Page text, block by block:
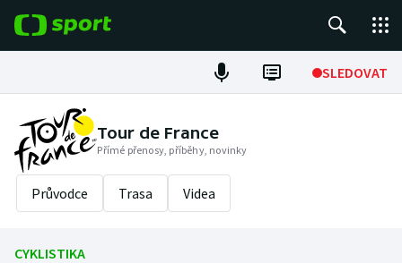
SLEDOVAT
Fotbal
Hokej
Tenis
Tour de France
Přímé přenosy, příběhy, novinky
Průvodce Trasa Videa
CYKLISTIKA